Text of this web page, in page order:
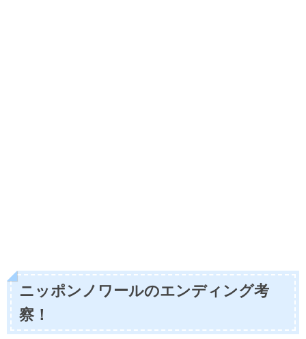
ニッポンノワールのエンディング考
察！